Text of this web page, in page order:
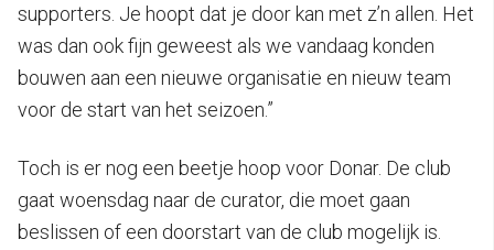
supporters. Je hoopt dat je door kan met z’n allen. Het
was dan ook fijn geweest als we vandaag konden
bouwen aan een nieuwe organisatie en nieuw team
voor de start van het seizoen.”
Toch is er nog een beetje hoop voor Donar. De club
gaat woensdag naar de curator, die moet gaan
beslissen of een doorstart van de club mogelijk is.